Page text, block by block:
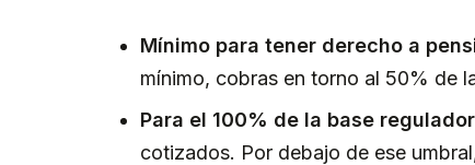
Mínimo para tener derecho a
mínimo, cobras en torno al 50% de
Para el 100% de la base
cotizados. Por debajo de ese